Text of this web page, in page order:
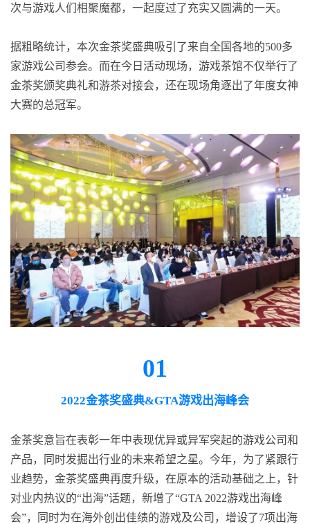
次与游戏人们相聚魔都，一起度过了充实又圆满的一天。
据粗略统计，本次金茶奖盛典吸引了来自全国各地的500多
家游戏公司参会。而在今日活动现场，游戏茶馆不仅举行了
金茶奖颁奖典礼和游茶对接会，还在现场角逐出了年度女神
大赛的总冠军。
01
2022金茶奖盛典&GTA游戏出海峰会
金茶奖意旨在表彰一年中表现优异或异军突起的游戏公司和
产品，同时发掘出行业的未来希望之星。今年，为了紧跟行
业趋势，金茶奖盛典再度升级，在原本的活动基础之上，针
对业内热议的“出海”话题，新增了“GTA 2022游戏出海峰
会”，同时为在海外创出佳绩的游戏及公司，增设了7项出海